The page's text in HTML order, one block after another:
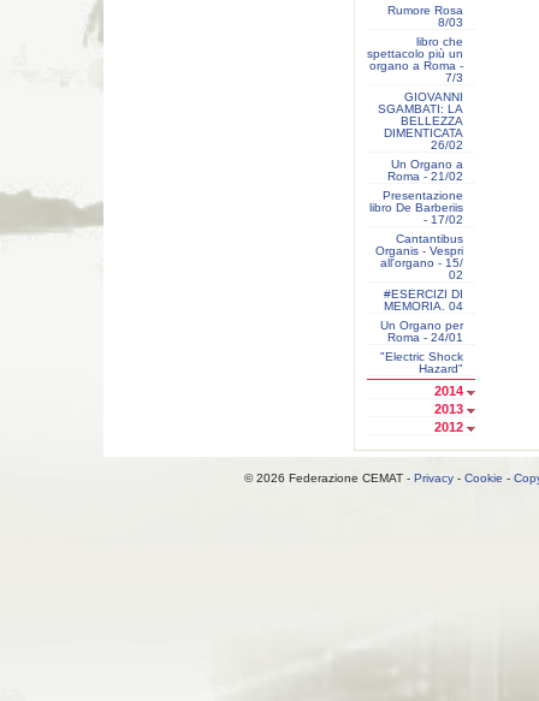
Rumore Rosa
8/03
libro che
spettacolo più un
organo a Roma -
7/3
GIOVANNI
SGAMBATI: LA
BELLEZZA
DIMENTICATA
26/02
Un Organo a
Roma - 21/02
Presentazione
libro De Barberiis
- 17/02
Cantantibus
Organis - Vespri
all'organo - 15/
02
#ESERCIZI DI
MEMORIA. 04
Un Organo per
Roma - 24/01
"Electric Shock
Hazard"
2014
2013
2012
© 2026 Federazione CEMAT - Privacy - Cookie -